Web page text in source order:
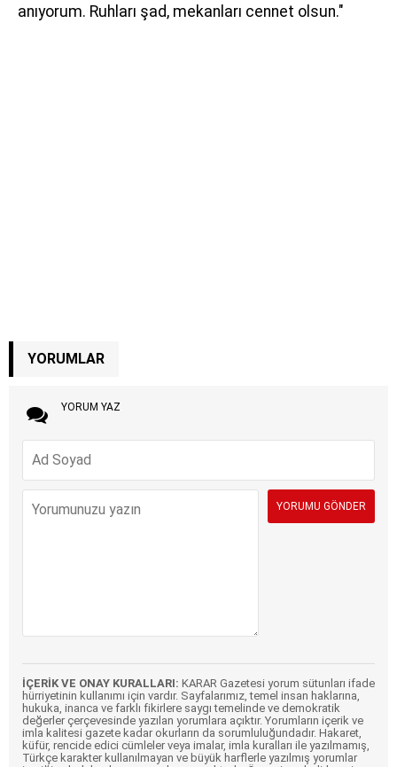
anıyorum. Ruhları şad, mekanları cennet olsun."
YORUMLAR
YORUM YAZ
İÇERİK VE ONAY KURALLARI: KARAR Gazetesi yorum sütunları ifade
hürriyetinin kullanımı için vardır. Sayfalarımız, temel insan haklarına,
hukuka, inanca ve farklı fikirlere saygı temelinde ve demokratik
değerler çerçevesinde yazılan yorumlara açıktır. Yorumların içerik ve
imla kalitesi gazete kadar okurların da sorumluluğundadır. Hakaret,
küfür, rencide edici cümleler veya imalar, imla kuralları ile yazılmamış,
Türkçe karakter kullanılmayan ve büyük harflerle yazılmış yorumlar